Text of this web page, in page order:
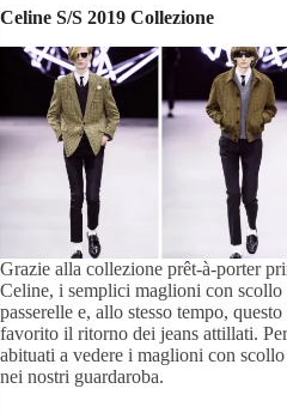
Celine S/S 2019 Collezione
Grazie alla collezione prêt-à-porter
Celine, i semplici maglioni con
passerelle e, allo stesso tempo,
favorito il ritorno dei jeans attillati.
abituati a vedere i maglioni con
nei nostri guardaroba.